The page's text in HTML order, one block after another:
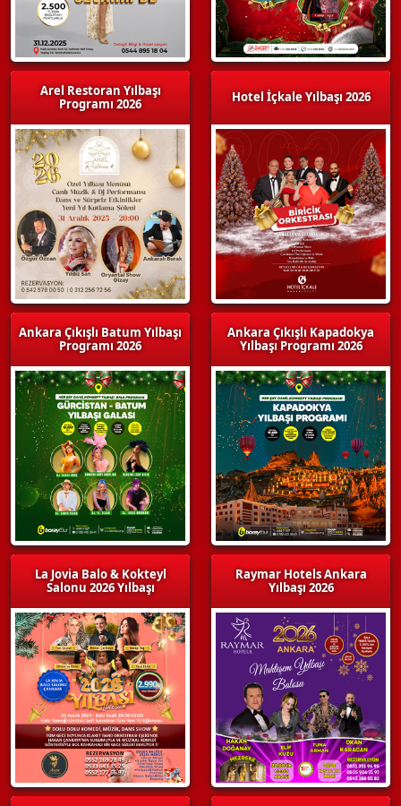
Arel Restoran Yılbaşı
Programı 2026
Ankara Çıkışlı Batum Yılbaşı
Programı 2026
La Jovia Balo & Kokteyl
Salonu 2026 Yılbaşı
Hotel İçkale Yılbaşı 2026
Ankara Çıkışlı Kapadokya
Yılbaşı Programı 2026
Raymar Hotels Ankara
Yılbaşı 2026